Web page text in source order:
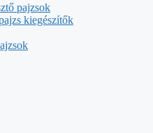
pajzsok
kiegészítők